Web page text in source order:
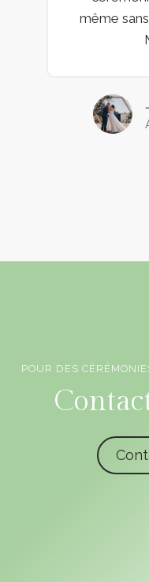
même
POUR DES